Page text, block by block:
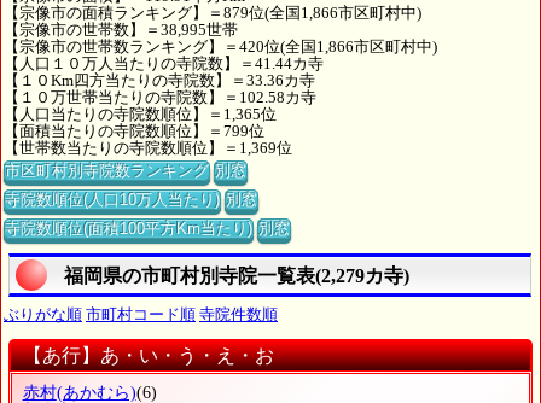
【宗像市の面積ランキング】＝879位(全国1,866市区町村中)
【宗像市の世帯数】＝38,995世帯
【宗像市の世帯数ランキング】＝420位(全国1,866市区町村中)
【人口１０万人当たりの寺院数】＝41.44カ寺
【１０Km四方当たりの寺院数】＝33.36カ寺
【１０万世帯当たりの寺院数】＝102.58カ寺
【人口当たりの寺院数順位】＝1,365位
【面積当たりの寺院数順位】＝799位
【世帯数当たりの寺院数順位】＝1,369位
市区町村別寺院数ランキング 別窓
寺院数順位(人口10万人当たり) 別窓
寺院数順位(面積100平方Km当たり) 別窓
福岡県の市町村別寺院一覧表(2,279カ寺)
ぶりがな順 市町村コード順 寺院件数順
【あ行】あ・い・う・え・お
赤村(あかむら)(6)